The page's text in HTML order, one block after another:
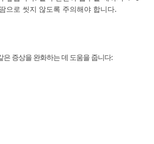
으로 씻지 않도록 주의해야 합니다.
은 증상을 완화하는 데 도움을 줍니다: